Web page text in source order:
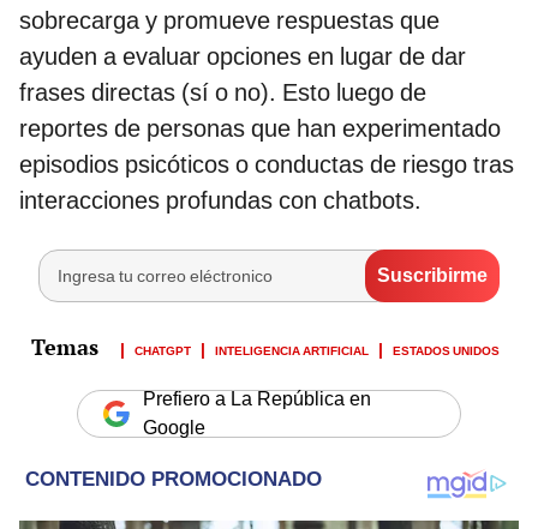
sobrecarga y promueve respuestas que
ayuden a evaluar opciones en lugar de dar
frases directas (sí o no). Esto luego de
reportes de personas que han experimentado
episodios psicóticos o conductas de riesgo tras
interacciones profundas con chatbots.
CHATGPT INTELIGENCIA ARTIFICIAL ESTADOS UNIDOS
Prefiero a La República en
Google